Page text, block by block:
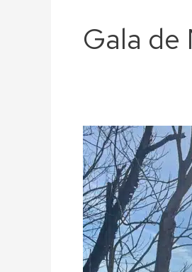
Gala de
Natação
Artística:
Fluvietes
conquistam
três
medalhas
na
Galiza